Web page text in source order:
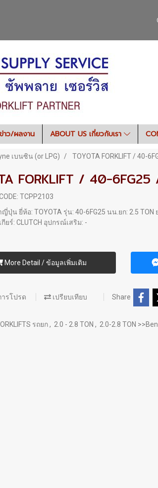
าว/ผลงาน ABOUT US เกี่ยวกับเรา
เบนซิน (or LPG) TOYOTA FORKLIFT / 40-
FORKLIFT / 40-
TCPP2103
ปุ่น ยี่ห้อ: TOYOTA รุ่น: 40-6FG25 นน.ยก: 2.5 TON
กียร์: CLUTCH อุปกรณ์เสริม: -
More Detail / ข้อมูลเพิ่มเติม
ารโปรด เปรียบเทียบ Share
รถยก, 2.0 - 2.8 TON , 2.0-2.8 TON